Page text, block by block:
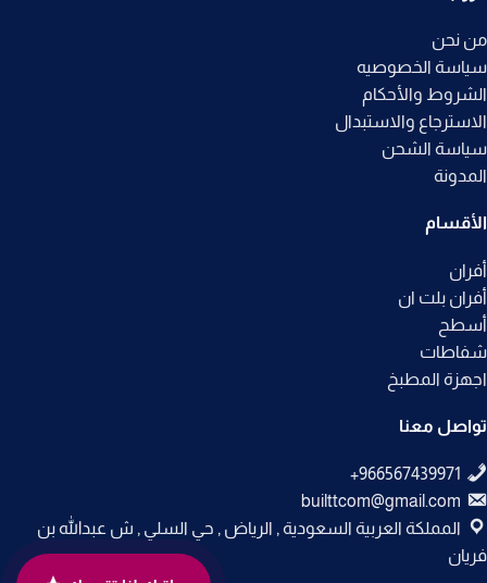
من نحن
سياسة الخصوصيه
الشروط والأحكام
الاسترجاع والاستبدال
سياسة الشحن
المدونة
الأقسام
أفران
أفران بلت ان
أسطح
شفاطات
اجهزة المطبخ
تواصل معنا
builttcom@gmail.com
المملكة العربية السعودية , الرياض , حي السلي , ش عبدالله بن
فريان